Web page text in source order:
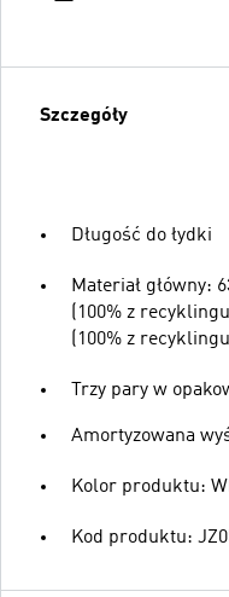
Szczegóły
Długość do łydki
Materiał główny:
(100% z
(100% z recyklingu)
Trzy pary w
Amortyzowana
Kolor produktu:
Kod produktu: